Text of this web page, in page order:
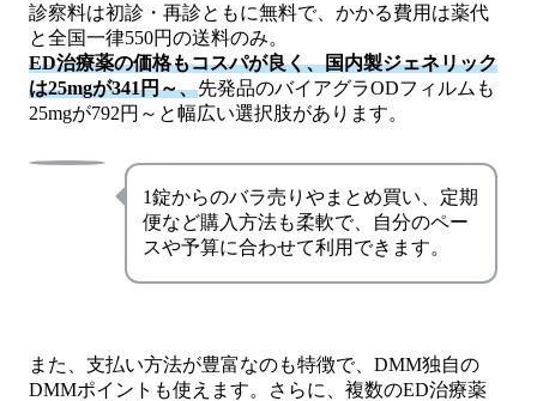
診察料は初診・再診ともに無料で、かかる費用は薬代
と全国一律550円の送料のみ。
ED治療薬の価格もコスパが良く、国内製ジェネリック
は25mgが341円～、先発品のバイアグラODフィルムも
25mgが792円～と幅広い選択肢があります。
1錠からのバラ売りやまとめ買い、定期
便など購入方法も柔軟で、自分のペー
スや予算に合わせて利用できます。
また、支払い方法が豊富なのも特徴で、DMM独自の
DMMポイントも使えます。さらに、複数のED治療薬